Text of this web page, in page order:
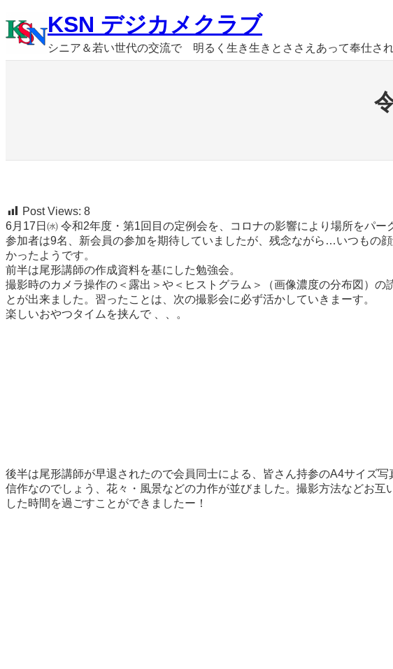
容
を
KSN デジカメクラブ
シニア＆若い世代の交流で 明るく生き生きとささえあって奉仕さ
Post Views: 8
6月17日㈬ 令和2年度・第1回目の定例会を、コロナの影響により場所をパ
参加者は9名、新会員の参加を期待していましたが、残念ながら…いつもの
かったようです。
前半は尾形講師の作成資料を基にした勉強会。
撮影時のカメラ操作の＜露出＞や＜ヒストグラム＞（画像濃度の分布図）の
とが出来ました。習ったことは、次の撮影会に必ず活かしていきまーす。
楽しいおやつタイムを挟んで 、、。
後半は尾形講師が早退されたので会員同士による、皆さん持参のA4サイズ写
信作なのでしょう、花々・風景などの力作が並びました。撮影方法などお互
した時間を過ごすことができましたー！